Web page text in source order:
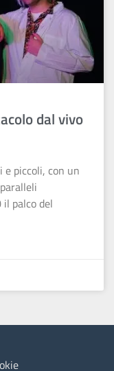
dal vivo
e piccoli, con un
palco del